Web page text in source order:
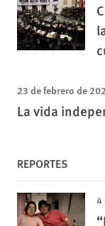
23 de febrero de
La vida
REPORTES
4